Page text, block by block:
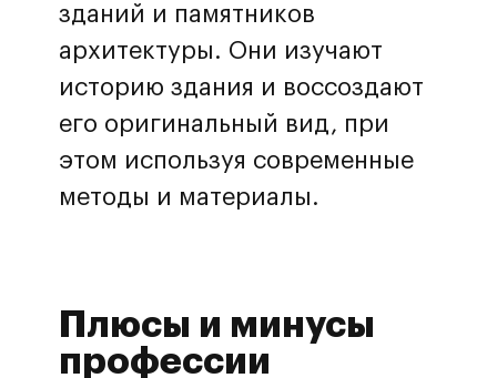
зданий и памятников
архитектуры. Они изучают
историю здания и воссоздают
его оригинальный вид, при
этом используя современные
методы и материалы.
Плюсы и минусы
профессии